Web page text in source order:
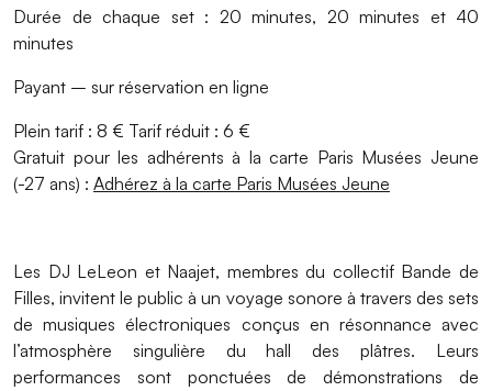
Durée de chaque set : 20 minutes, 20 minutes et 40
minutes
Payant – sur réservation en ligne
Plein tarif : 8 € Tarif réduit : 6 €
Gratuit pour les adhérents à la carte Paris Musées Jeune
(-27 ans) : Adhérez à la carte Paris Musées Jeune
Les DJ LeLeon et Naajet, membres du collectif Bande de
Filles, invitent le public à un voyage sonore à travers des sets
de musiques électroniques conçus en résonnance avec
l’atmosphère singulière du hall des plâtres. Leurs
performances sont ponctuées de démonstrations de